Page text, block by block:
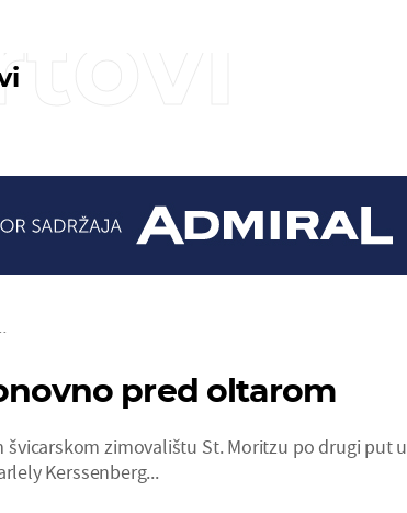
pred oltarom
zimovalištu St. Moritzu po drugi put u
Kerssenberg...